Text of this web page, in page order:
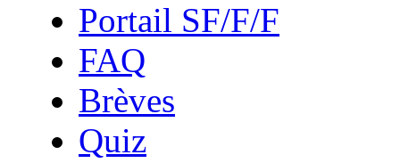
Portail SF/F/F
FAQ
Brèves
Quiz